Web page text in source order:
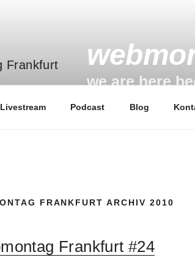
we are here
Livestream Podcast Blog
FRANKFURT ARCHIV 2010
Frankfurt #24